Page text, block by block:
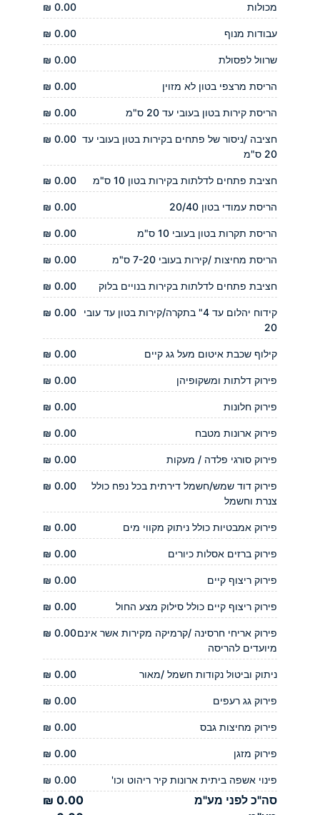
מכולות 0.00 ₪
עבודות מנוף 0.00 ₪
שרוול לפסולת 0.00 ₪
הריסת מרצפי בטון לא מזוין 0.00 ₪
הריסת קירות בטון בעובי עד 20 ס"מ 0.00 ₪
חציבה /ניסור של פתחים בקירות בטון בעובי עד
20 ס"מ
0.00 ₪
חציבת פתחים לדלתות בקירות בטון 10 ס"מ 0.00 ₪
הריסת עמודי בטון 20/40 0.00 ₪
הריסת תקרות בטון בעובי 10 ס"מ 0.00 ₪
הריסת מחיצות /קירות בעובי 7-20 ס"מ 0.00 ₪
חציבת פתחים לדלתות בקירות בנויים בלוק 0.00 ₪
קידוח יהלום עד 4" בתקרה/קירות בטון עד עובי
20
0.00 ₪
קילוף שכבת איטום מעל גג קיים 0.00 ₪
פירוק דלתות ומשקופיהן 0.00 ₪
פירוק חלונות 0.00 ₪
פירוק ארונות מטבח 0.00 ₪
פירוק סורגי פלדה / מעקות 0.00 ₪
פירוק דוד שמש/חשמל דירתית בכל נפח כולל
צנרת וחשמל
0.00 ₪
פירוק אמבטיות כולל ניתוק מקווי מים 0.00 ₪
פירוק ברזים אסלות כיורים 0.00 ₪
פירוק ריצוף קיים 0.00 ₪
פירוק ריצוף קיים כולל סילוק מצע החול 0.00 ₪
פירוק אריחי חרסינה /קרמיקה מקירות אשר אינם
מיועדים להריסה
0.00 ₪
ניתוק וביטול נקודות חשמל /מאור 0.00 ₪
פירוק גג רעפים 0.00 ₪
פירוק מחיצות גבס 0.00 ₪
פירוק מזגן 0.00 ₪
פינוי אשפה ביתית ארונות קיר ריהוט וכו' 0.00 ₪
סה"כ לפני מע"מ
0.00 ₪